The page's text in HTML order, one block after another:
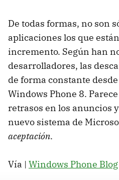
De todas formas, no son
aplicaciones los que
incremento. Según han
desarrolladores, las
de forma constante
Windows Phone 8.
retrasos en los anuncios
nuevo sistema de
aceptación.
Vía | Windows Phone Blog